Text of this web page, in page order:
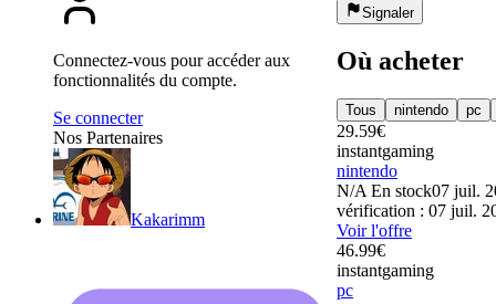
Connectez-vous pour accéder aux
fonctionnalités du compte.
Se connecter
Nos Partenaires
Kakarimm
Signaler
Où acheter
Tous nintendo pc
29.59€
instantgaming
nintendo
N/A En stock07 juil.
vérification : 07 juil.
Voir l'offre
46.99€
instantgaming
pc